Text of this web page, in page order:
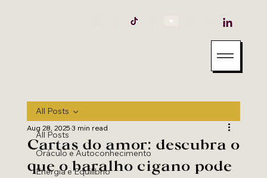
All Posts
Oráculo e Autoconhecimento
Energia e Equilíbrio
All Posts
Cartas do amor: descubra o
que o baralho cigano pode
Aug 28, 20253 min read